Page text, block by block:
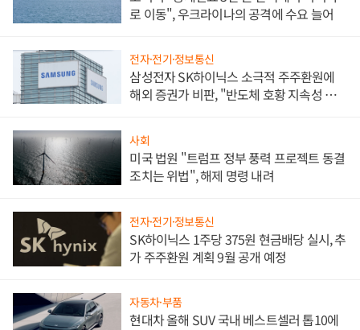
로 이동", 우크라이나의 공격에 수요 늘어
전자·전기·정보통신
삼성전자 SK하이닉스 소극적 주주환원에
해외 증권가 비판, "반도체 호황 지속성 의
사회
미국 법원 "트럼프 정부 풍력 프로젝트 동결
조치는 위법", 해제 명령 내려
전자·전기·정보통신
SK하이닉스 1주당 375원 현금배당 실시, 추
가 주주환원 계획 9월 공개 예정
자동차·부품
현대차 올해 SUV 국내 베스트셀러 톱10에